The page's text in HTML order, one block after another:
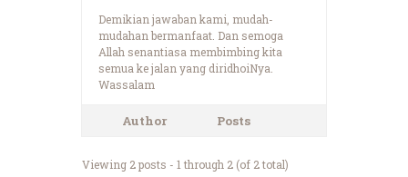
Demikian jawaban kami, mudah-
mudahan bermanfaat. Dan semoga
Allah senantiasa membimbing kita
semua ke jalan yang diridhoiNya.
Wassalam
Author Posts
Viewing 2 posts - 1 through 2 (of 2 total)